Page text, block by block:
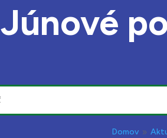
Júnové
Domov 9